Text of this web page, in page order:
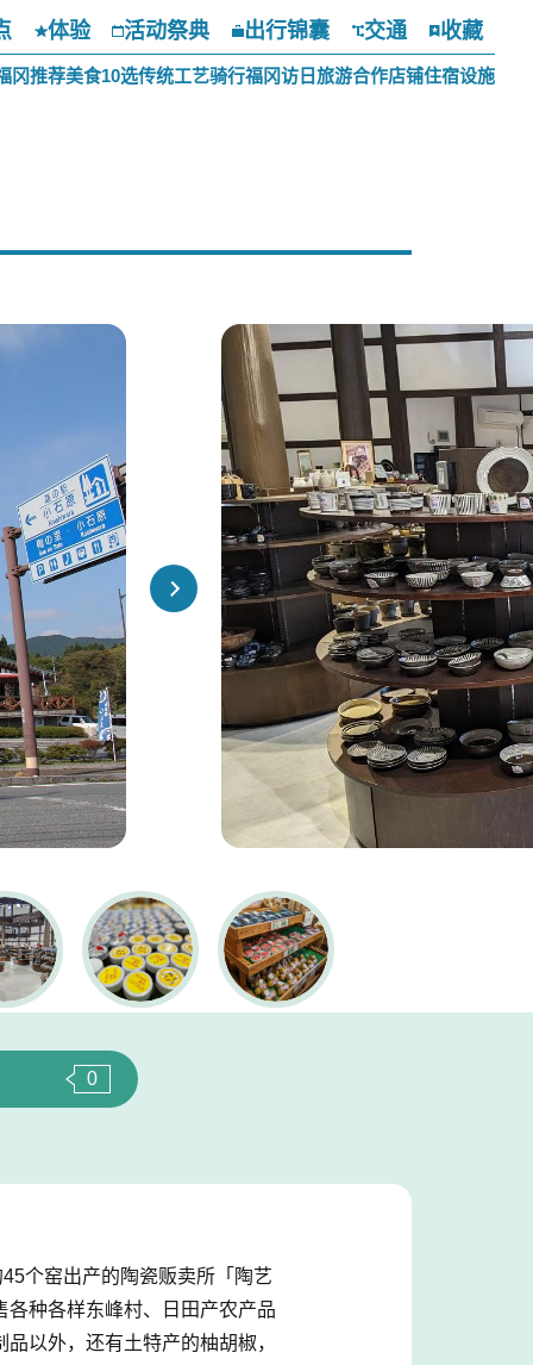
体验 活动祭典 出行锦囊 交通 收藏
冈推荐美食10选传统工艺骑行福冈访日旅游合作店铺住宿设施
0
个窑出产的陶瓷贩卖所「陶艺
种各样东峰村、日田产农产品
以外，还有土特产的柚胡椒，